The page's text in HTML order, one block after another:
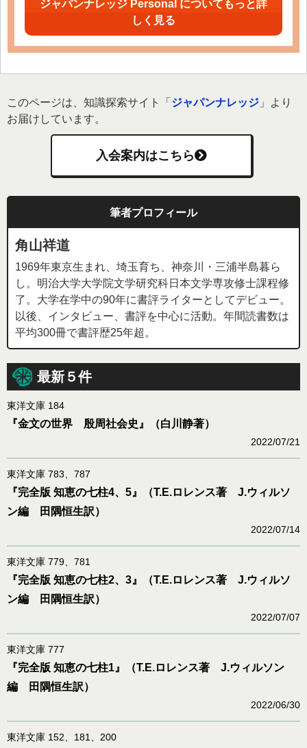
ジャパンナレッジ Personal についてもっと詳
しく見る
このページは、知識探索サイト「 ジャパンナレッジ 」より
お届けしています。
入会案内はこちら
筆者プロフィール
角山祥道
1969年東京生まれ、埼玉育ち、神奈川・三浦半島暮ら
し。明治大学大学院文学研究科日本文学専攻修士課程修
了。大学在学中の90年に書評ライターとしてデビュー。
以後、インタビュー、書評を中心に活動。年間読書数は
平均300冊で書評歴25年超。
最新５件
東洋文庫 184
『金文の世界 殷周社会史』（白川静著）
2022/07/21
東洋文庫 783、787
『完全版 知恵の七柱4、5』（T.E.ロレンス著 J.ウィルソ
ン編 田隅恒生訳）
2022/07/14
東洋文庫 779、781
『完全版 知恵の七柱2、3』（T.E.ロレンス著 J.ウィルソ
ン編 田隅恒生訳）
2022/07/07
東洋文庫 777
『完全版 知恵の七柱1』（T.E.ロレンス著 J.ウィルソン
編 田隅恒生訳）
2022/06/30
東洋文庫 152、181、200